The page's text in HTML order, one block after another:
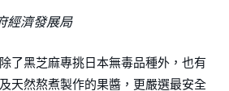
經濟發展局
了黑芝麻專挑日本無毒品種外，也有
天然熬煮製作的果醬，更嚴選最安全